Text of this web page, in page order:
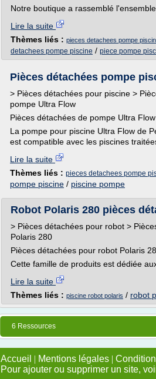
Notre boutique a rassemblé
Lire la suite
Thèmes liés : pieces detachees pompe
detachees pompe piscine / piece pompe
Pièces détachées pompe
> Pièces détachées pour piscine >
pompe Ultra Flow
Pièces détachées de pompe Ultra Flow
La pompe pour piscine Ultra Flow de
est compatible avec les piscines
Lire la suite
Thèmes liés : pieces detachees pompe
pompe piscine / piscine pompe
Robot Polaris 280 pièces
> Pièces détachées pour robot >
Polaris 280
Pièces détachées pour robot Polaris
Cette famille de produits est dédiée
Lire la suite
Thèmes liés : piscine robot polaris / robot
6 Ressources
Accueil | Mentions légales |
Pour ajouter ou supprimer un site,